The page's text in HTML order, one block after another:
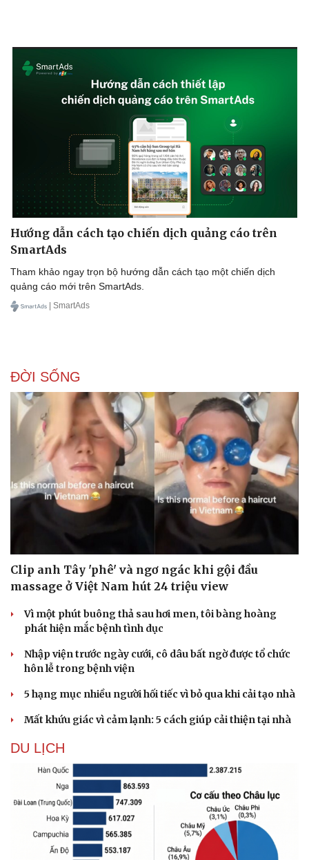
Thể thao
Bóng đá
Thế giới thể thao
eSports
Ô tô - Xe máy
Ô tô
Tư vấn
Hướng dẫn cách tạo chiến dịch quảng cáo trên
SmartAds
Tham khảo ngay trọn bộ hướng dẫn cách tạo một chiến dịch
quảng cáo mới trên SmartAds.
| SmartAds
ĐỜI SỐNG
Clip anh Tây 'phê' và ngơ ngác khi gội đầu
massage ở Việt Nam hút 24 triệu view
Vì một phút buông thả sau hơi men, tôi bàng hoàng
phát hiện mắc bệnh tình dục
Nhập viện trước ngày cưới, cô dâu bất ngờ được tổ chức
hôn lễ trong bệnh viện
5 hạng mục nhiều người hối tiếc vì bỏ qua khi cải tạo nhà
Mất khứu giác vì cảm lạnh: 5 cách giúp cải thiện tại nhà
DU LỊCH